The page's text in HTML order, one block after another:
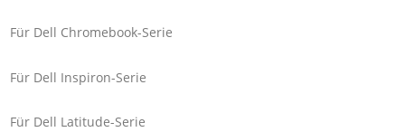
Für Dell Chromebook-Serie
Für Dell Inspiron-Serie
Für Dell Latitude-Serie